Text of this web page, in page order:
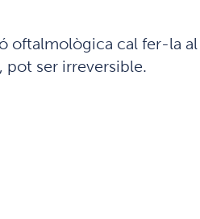
oftalmològica cal fer-la
pot ser irreversible.